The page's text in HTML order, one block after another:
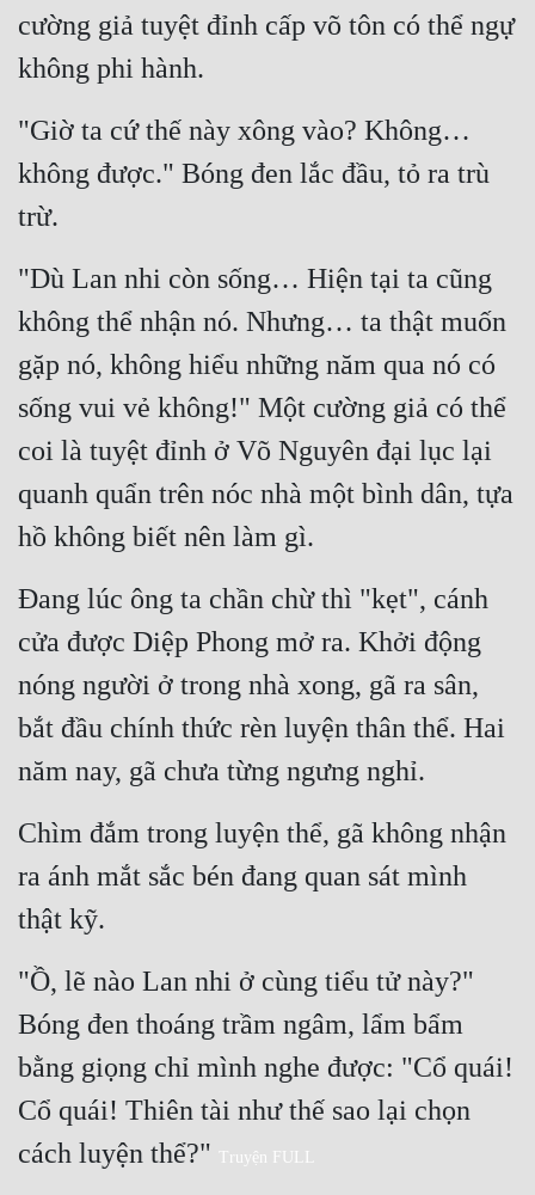
cường giả tuyệt đỉnh cấp võ tôn có thể ngự
không phi hành.
"Giờ ta cứ thế này xông vào? Không…
không được." Bóng đen lắc đầu, tỏ ra trù
trừ.
"Dù Lan nhi còn sống… Hiện tại ta cũng
không thể nhận nó. Nhưng… ta thật muốn
gặp nó, không hiểu những năm qua nó có
sống vui vẻ không!" Một cường giả có thể
coi là tuyệt đỉnh ở Võ Nguyên đại lục lại
quanh quẩn trên nóc nhà một bình dân, tựa
hồ không biết nên làm gì.
Đang lúc ông ta chần chừ thì "kẹt", cánh
cửa được Diệp Phong mở ra. Khởi động
nóng người ở trong nhà xong, gã ra sân,
bắt đầu chính thức rèn luyện thân thể. Hai
năm nay, gã chưa từng ngưng nghỉ.
Chìm đắm trong luyện thể, gã không nhận
ra ánh mắt sắc bén đang quan sát mình
thật kỹ.
"Ồ, lẽ nào Lan nhi ở cùng tiểu tử này?"
Bóng đen thoáng trầm ngâm, lẩm bẩm
bằng giọng chỉ mình nghe được: "Cổ quái!
Cổ quái! Thiên tài như thế sao lại chọn
cách luyện thể?"
Truyện FULL